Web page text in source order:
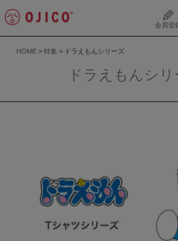
会員登
HOME 特集 ドラえもんシリーズ
ドラえもんシ